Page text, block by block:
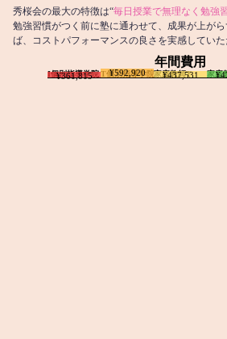
秀桜会の最大の特徴は“毎日授業で無理なく勉強
勉強習慣がつく前に塾に通わせて、成果が上が
ば、コストパフォーマンスの良さを実感していた
年間費用
I個別指導学院
¥361,815 T個別指導学院
¥592,920 家庭教師T
¥437,531 家庭